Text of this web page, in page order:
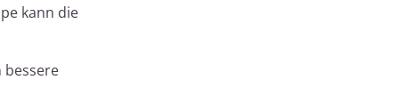
kann die
bessere